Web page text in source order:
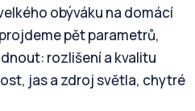
obýváku na domácí
pět parametrů,
rozlišení a kvalitu
jas a zdroj světla, chytré